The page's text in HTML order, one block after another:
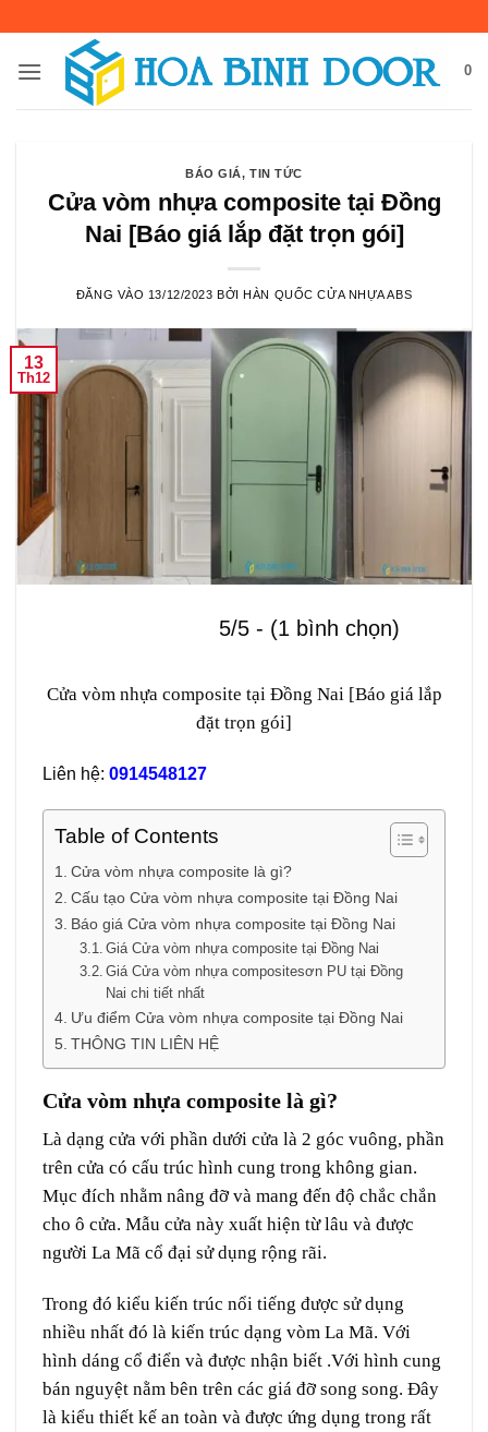
nội
0
BÁO GIÁ,TIN TỨC
Cửa vòm nhựa composite tại Đồng
Nai [Báo giá lắp đặt trọn gói]
ĐĂNG VÀO 13/12/2023 BỞIHÀN QUỐC CỬA NHỰA ABS
13
Th12
5/5 - (1 bình chọn)
Cửa vòm nhựa composite tại Đồng Nai [Báo giá lắp
đặt trọn gói]
Liên hệ: 0914548127
Table of Contents
Cửa vòm nhựa composite là gì?
Cấu tạo Cửa vòm nhựa composite tại Đồng Nai
Báo giá Cửa vòm nhựa composite tại Đồng Nai
Giá Cửa vòm nhựa composite tại Đồng Nai
Giá Cửa vòm nhựa compositesơn PU tại Đồng
Nai chi tiết nhất
Ưu điểm Cửa vòm nhựa composite tại Đồng Nai
THÔNG TIN LIÊN HỆ
Cửa vòm nhựa composite là gì?
Là dạng cửa với phần dưới cửa là 2 góc vuông, phần
trên cửa có cấu trúc hình cung trong không gian.
Mục đích nhằm nâng đỡ và mang đến độ chắc chắn
cho ô cửa. Mẫu cửa này xuất hiện từ lâu và được
người La Mã cổ đại sử dụng rộng rãi.
Trong đó kiểu kiến trúc nổi tiếng được sử dụng
nhiều nhất đó là kiến trúc dạng vòm La Mã. Với
hình dáng cổ điển và được nhận biết .Với hình cung
bán nguyệt nằm bên trên các giá đỡ song song. Đây
là kiểu thiết kế an toàn và được ứng dụng trong rất